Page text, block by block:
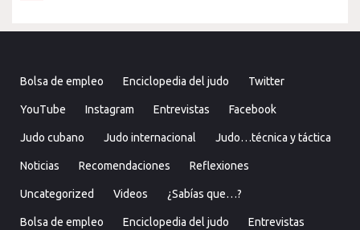
Bolsa de empleo Enciclopedia del judo Twitter
YouTube Instagram Entrevistas Facebook
Judo cubano Judo internacional Judo…técnica y táctica
Noticias Recomendaciones Reflexiones
Uncategorized Videos ¿Sabías que…?
Bolsa de empleo Enciclopedia del judo Entrevistas